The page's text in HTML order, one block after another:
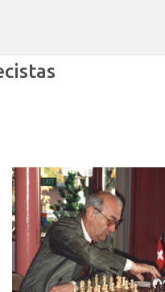
POR
OPINIÓN POLÍTICAS